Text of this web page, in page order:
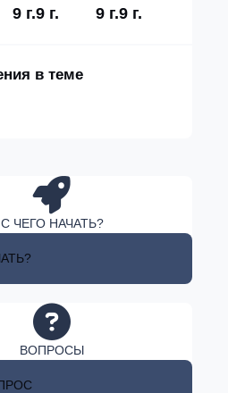
9 г.9 г. 9 г.9 г.
в теме
С ЧЕГО НАЧАТЬ?
ВОПРОСЫ